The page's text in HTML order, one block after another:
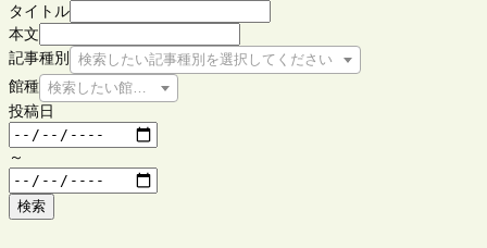
タイトル
本文
記事種別
検索したい記事種別を選択してください
館種 検索したい館種を選択してください
投稿日
～
検索